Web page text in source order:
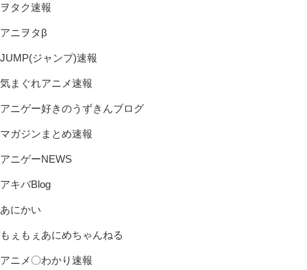
ヲタク速報
アニヲタβ
JUMP(ジャンプ)速報
気まぐれアニメ速報
アニゲー好きのうずきんブログ
マガジンまとめ速報
アニゲーNEWS
アキバBlog
あにかい
もぇもぇあにめちゃんねる
アニメ〇わかり速報